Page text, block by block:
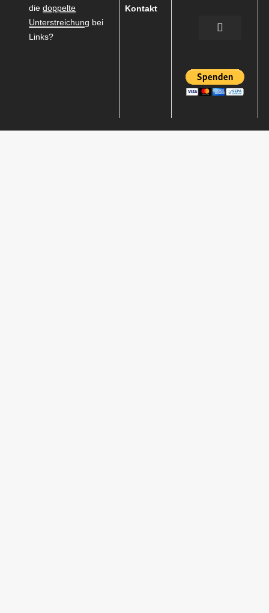
diedoppelte
Unterstreichung bei
Links?
Kontakt